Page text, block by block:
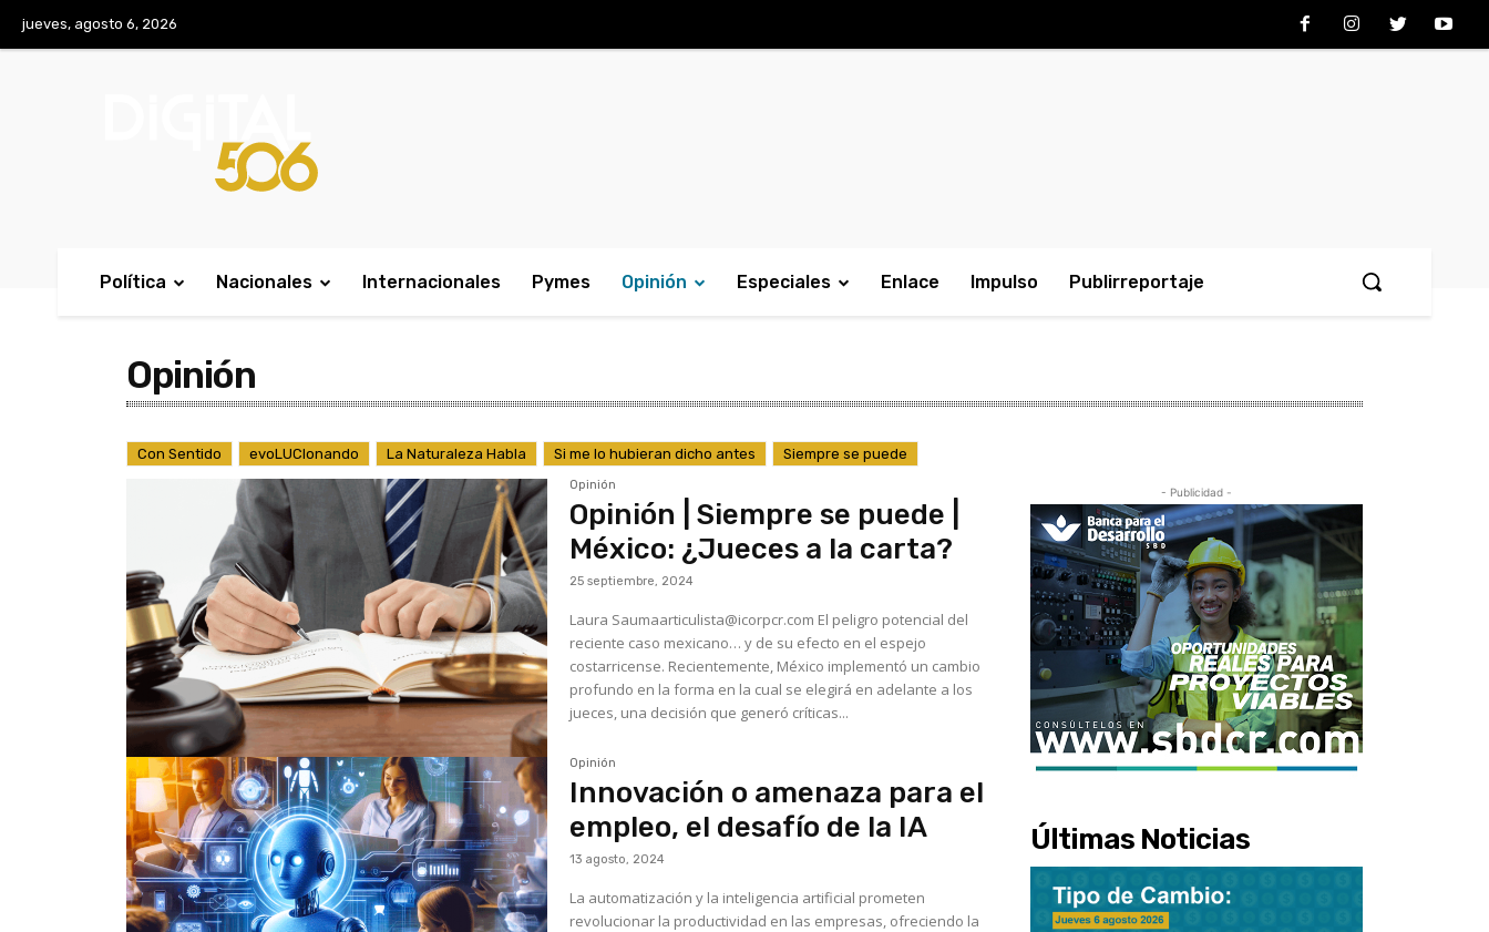
jueves, agosto 6, 2026
Política Nacionales Internacionales Pymes Opinión Especiales Enlace Impulso Publirreportaje
Opinión
Con Sentido evoLUCIonando La Naturaleza Habla Si me lo hubieran dicho antes Siempre se puede
Opinión
Opinión | Siempre se puede |
México: ¿Jueces a la carta?
25 septiembre, 2024
Laura Saumaarticulista@icorpcr.com El peligro potencial del
reciente caso mexicano… y de su efecto en el espejo
costarricense. Recientemente, México implementó un cambio
profundo en la forma en la cual se elegirá en adelante a los
jueces, una decisión que generó críticas...
Opinión
Innovación o amenaza para el
empleo, el desafío de la IA
13 agosto, 2024
La automatización y la inteligencia artificial prometen
revolucionar la productividad en las empresas, ofreciendo la
- Publicidad -
Últimas Noticias